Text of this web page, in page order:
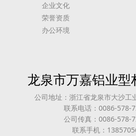
企业文化
荣誉资质
办公环境
龙泉市万嘉铝业型
公司地址：浙江省龙泉市大沙工
联系电话：0086-578-
公司传真：0086-578-
联系手机：